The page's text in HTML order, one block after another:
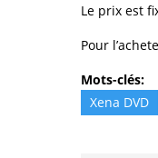
Le prix est
Pour
Mots-clés:
Xena DVD